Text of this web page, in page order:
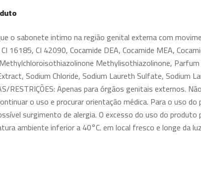
o sabonete intimo na região genital externa com
16185, CI 42090, Cocamide DEA, Cocamide MEA,
Methylisothiazolinone,
Sodium Chloride, Sodium Laureth Sulfate, Sodium
RESTRIÇÕES: Apenas para órgãos genitais externos.
o uso e procurar orientação médica. Para o uso
surgimento de alergia. O excesso do uso do
ambiente inferior a 40°C. em local fresco e longe da